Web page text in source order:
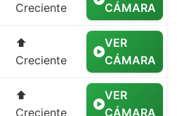
Creciente
CÁMARA
⬆️
Creciente
VER
CÁMARA
⬆️
Creciente
VER
CÁMARA